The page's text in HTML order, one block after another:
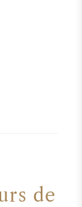
de